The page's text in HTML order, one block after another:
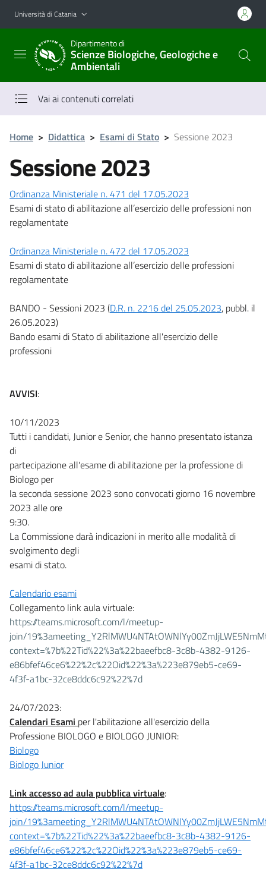
Vai al contenuto principale
Vai al menu di navigazione
Università di Catania
Dipartimento di
Scienze Biologiche, Geologiche e
Ambientali
Vai ai contenuti correlati
Home > Didattica > Esami di Stato > Sessione 2023
Sessione 2023
Ordinanza Ministeriale n. 471 del 17.05.2023
Esami di stato di abilitazione all’esercizio delle professioni non
regolamentate
Ordinanza Ministeriale n. 472 del 17.05.2023
Esami di stato di abilitazione all’esercizio delle professioni
regolamentate
BANDO - Sessioni 2023 (D.R. n. 2216 del 25.05.2023, pubbl. il
26.05.2023)
Bando esami di Stato di abilitazione all'esercizio delle
professioni
AVVISI:
10/11/2023
Tutti i candidati, Junior e Senior, che hanno presentato istanza
di
partecipazione all'esame di abilitazione per la professione di
Biologo per
la seconda sessione 2023 sono convocati giorno 16 novembre
2023 alle ore
9:30.
La Commissione darà indicazioni in merito alle modalità di
svolgimento degli
esami di stato.
Calendario esami
Collegamento link aula virtuale:
https://teams.microsoft.com/l/meetup-
join/
context=%7b%22Tid%22%3a%22baeefbc8-3c8b-4382-9126-
e86bfef46ce6%22%2c%22Oid%22%3a%223e879eb5-ce69-
4f3f-a1bc-32ce8ddc6c92%22%7d
24/07/2023:
Calendari Esami per l'abilitazione all'esercizio della
Professione BIOLOGO e BIOLOGO JUNIOR:
Biologo
Biologo Junior
Link accesso ad aula pubblica virtuale:
https://teams.microsoft.com/l/meetup-
join/
context=%7b%22Tid%22%3a%22baeefbc8-3c8b-4382-9126-
e86bfef46ce6%22%2c%22Oid%22%3a%223e879eb5-ce69-
4f3f-a1bc-32ce8ddc6c92%22%7d